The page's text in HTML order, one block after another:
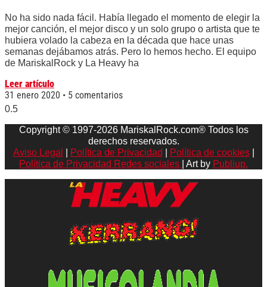
No ha sido nada fácil. Había llegado el momento de elegir la
mejor canción, el mejor disco y un solo grupo o artista que te
hubiera volado la cabeza en la década que hace unas
semanas dejábamos atrás. Pero lo hemos hecho. El equipo
de MariskalRock y La Heavy ha
Leer artículo
31 enero 2020
5 comentarios
Copyright © 1997-2026 MariskalRock.com® Todos los
derechos reservados.
Aviso Legal
Política de Privacidad Política de cookies|
Política de Privacidad Redes sociales
| Art by Publiup.